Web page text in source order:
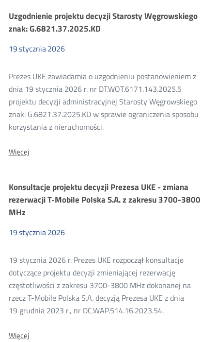
Starosty
Powiatu
Białostockiego
GKNII.6821.10.2025
Uzgodnienie projektu decyzji Starosty Węgrowskiego
znak: G.6821.37.2025.KD
19stycznia2026
Prezes UKE zawiadamia o uzgodnieniu postanowieniem z
dnia 19 stycznia 2026 r. nr DT.WOT.6171.143.2025.5
projektu decyzji administracyjnej Starosty Węgrowskiego
znak: G.6821.37.2025.KD w sprawie ograniczenia sposobu
korzystania z nieruchomości.
WięcejO:
Starosty
Węgrowskiego
znak:
Konsultacje projektu decyzji Prezesa UKE - zmiana
rezerwacji T-Mobile Polska S.A. z zakresu 3700-3800
MHz
19stycznia2026
19 stycznia 2026 r. Prezes UKE rozpoczął konsultacje
dotyczące projektu decyzji zmieniającej rezerwację
częstotliwości z zakresu 3700-3800 MHz dokonanej na
rzecz T-Mobile Polska S.A. decyzją Prezesa UKE z dnia
19 grudnia 2023 r., nr DC.WAP.514.16.2023.54.
WięcejO: